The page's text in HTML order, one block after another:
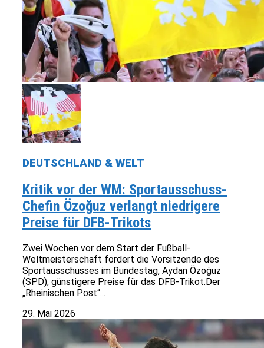
DEUTSCHLAND & WELT
Kritik vor der WM: Sportausschuss-
Chefin Özoğuz verlangt niedrigere
Preise für DFB-Trikots
Zwei Wochen vor dem Start der Fußball-
Weltmeisterschaft fordert die Vorsitzende des
Sportausschusses im Bundestag, Aydan Özoğuz
(SPD), günstigere Preise für das DFB-Trikot.Der
„Rheinischen Post“...
29. Mai 2026